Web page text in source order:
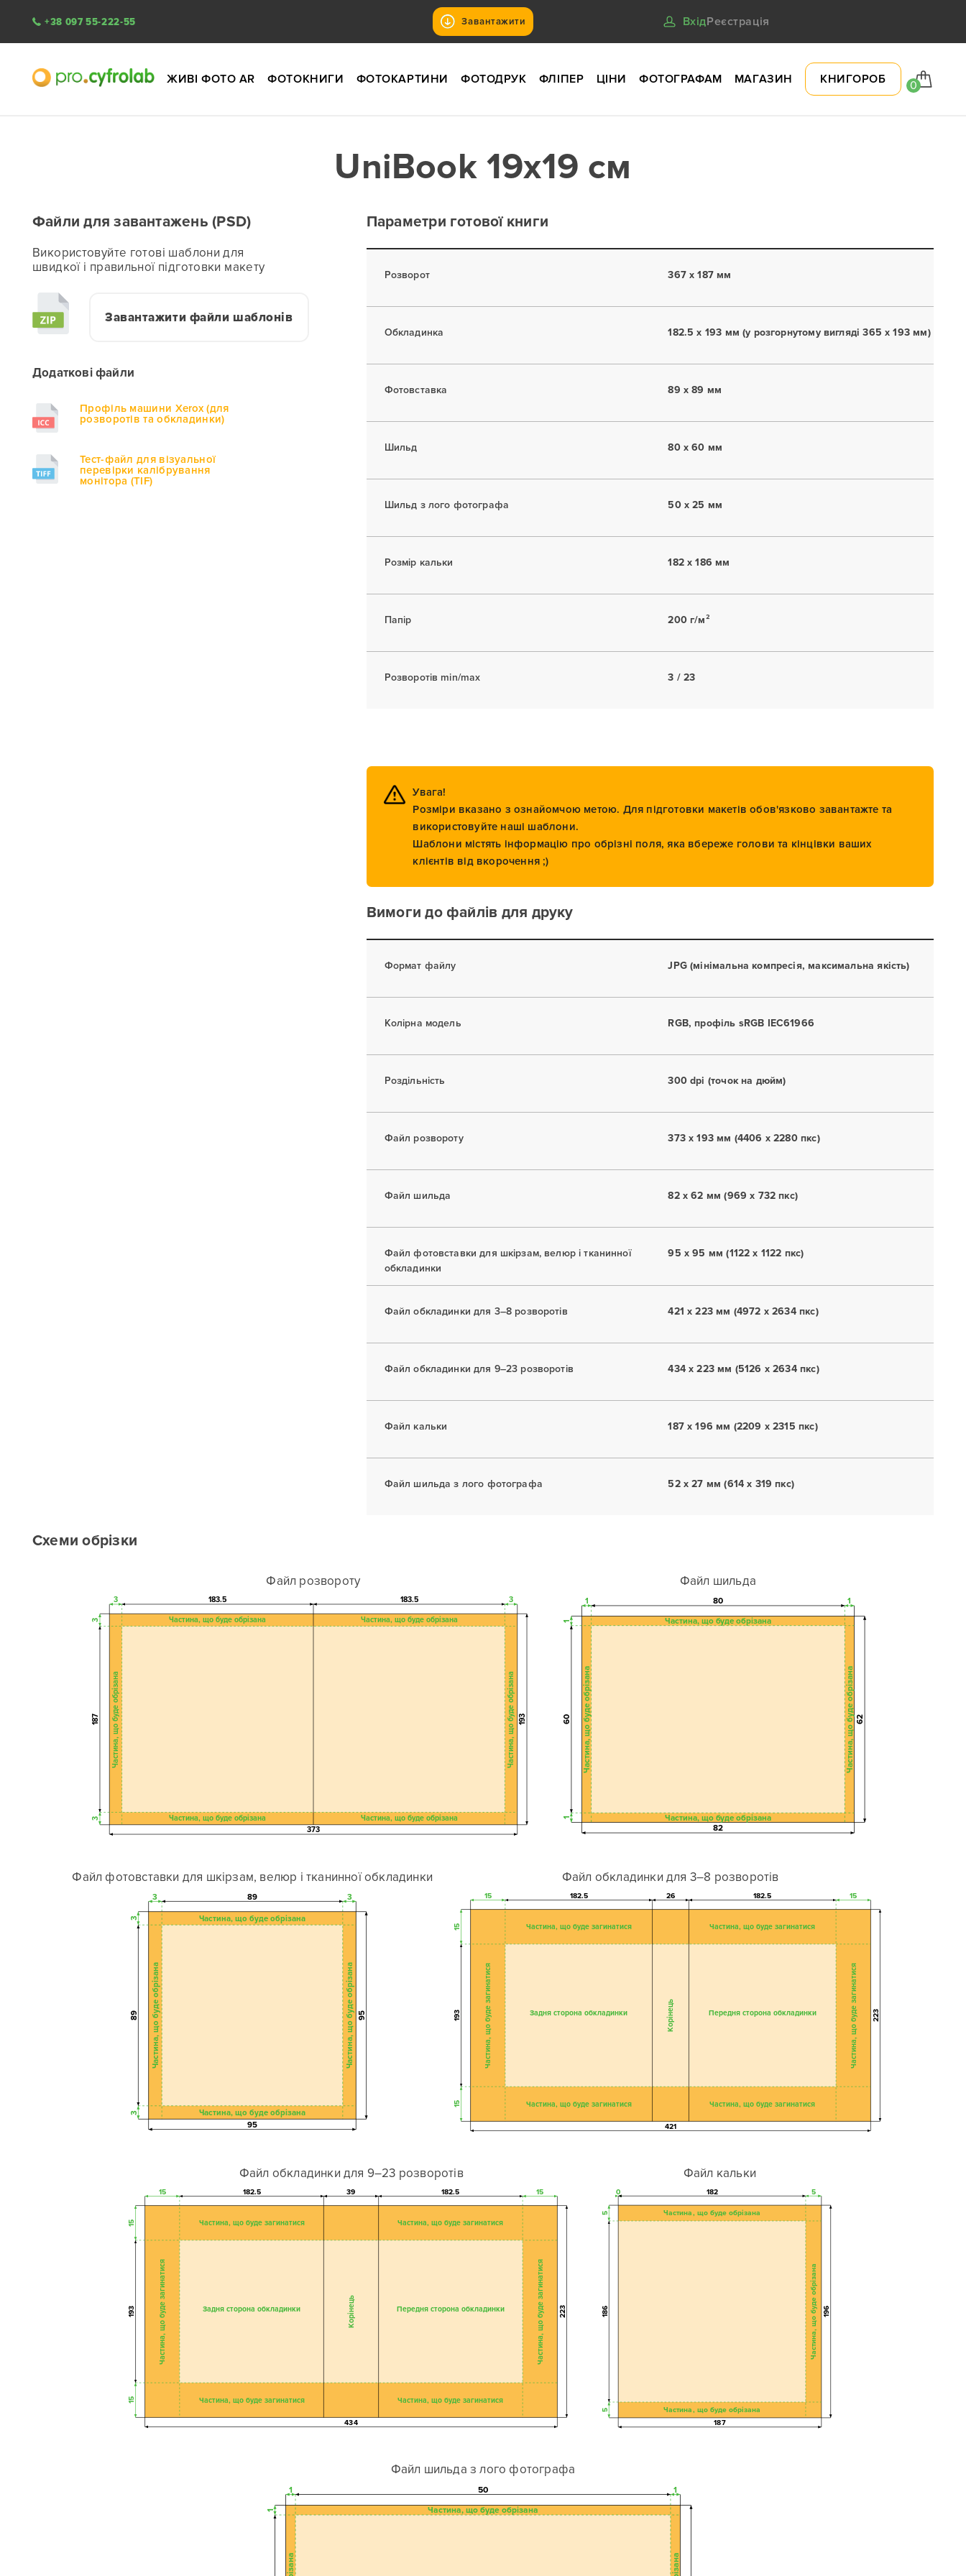
+38 097 55-222-55 Завантажити ВхідРеєстрація
ЖИВІ ФОТО AR ФОТОКНИГИ ФОТОКАРТИНИ ФОТОДРУК ФЛІПЕР ЦІНИ ФОТОГРАФАМ МАГАЗИН КНИГОРОБ 0
UniBook 19x19 см
Файли для завантажень (PSD)
Використовуйте готові шаблони для
швидкої і правильної підготовки макету
Завантажити файли шаблонів
Додаткові файли
Профіль машини Xerox (для
розворотів та обкладинки)
Тест-файл для візуальної
перевірки калібрування
монітора (TIF)
Параметри готової книги
Розворот 367 x 187 мм
Обкладинка 182.5 x 193 мм (у розгорнутому вигляді 365 x 193 мм)
Фотовставка 89 x 89 мм
Шильд 80 x 60 мм
Шильд з лого фотографа 50 x 25 мм
Розмір кальки 182 x 186 мм
Папір 200 г/м²
Розворотів min/max 3 / 23
Увага!
Розміри вказано з ознайомчою метою. Для підготовки макетів обов'язково завантажте та
використовуйте наші шаблони.
Шаблони містять інформацію про обрізні поля, яка вбереже голови та кінцівки ваших
клієнтів від вкорочення ;)
Вимоги до файлів для друку
Формат файлу JPG (мінімальна компресія, максимальна якість)
Колірна модель RGB, профіль sRGB IEC61966
Роздільність 300 dpi (точок на дюйм)
Файл розвороту 373 x 193 мм (4406 x 2280 пкс)
Файл шильда 82 x 62 мм (969 x 732 пкс)
Файл фотовставки для шкірзам, велюр і тканинної
обкладинки
95 x 95 мм (1122 x 1122 пкс)
Файл обкладинки для 3–8 розворотів 421 x 223 мм (4972 x 2634 пкс)
Файл обкладинки для 9–23 розворотів 434 x 223 мм (5126 x 2634 пкс)
Файл кальки 187 x 196 мм (2209 x 2315 пкс)
Файл шильда з лого фотографа 52 x 27 мм (614 x 319 пкс)
Схеми обрізки
Файл розвороту
373
193
3
187
3
Частина, що буде обрізана Частина, що буде обрізана
3 3
183.5
Частина, що буде обрізана
Частина, що буде обрізана
183.5
Частина, що буде обрізана
Частина, що буде обрізана
Файл шильда
82
62
1
60
1
Частина, що буде обрізана Частина, що буде обрізана
1 1
80
Частина, що буде обрізана
Частина, що буде обрізана
Файл фотовставки для шкірзам, велюр і тканинної обкладинки
95
95
3
89
3
Частина, що буде обрізана Частина, що буде обрізана
3 3
89
Частина, що буде обрізана
Частина, що буде обрізана
Файл обкладинки для 3–8 розворотів
421
223
15
193
15
Частина, що буде загинатися Частина, що буде загинатися
15 15
182.5 26
Корінець
Частина, що буде загинатися
Частина, що буде загинатися
Задня сторона обкладинки
182.5
Частина, що буде загинатися
Частина, що буде загинатися
Передня сторона обкладинки
Файл обкладинки для 9–23 розворотів
434
223
15
193
15
Частина, що буде загинатися Частина, що буде загинатися
15 15
182.5 39
Корінець
Частина, що буде загинатися
Частина, що буде загинатися
Задня сторона обкладинки
182.5
Частина, що буде загинатися
Частина, що буде загинатися
Передня сторона обкладинки
Файл кальки
187
196
5
186
5
Частина, що буде обрізана
0 5
182
Частина, що буде обрізана
Частина, що буде обрізана
Файл шильда з лого фотографа
1
1 1
50
Частина, що буде обрізана